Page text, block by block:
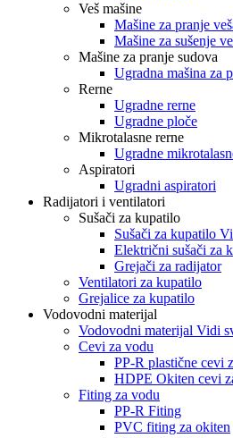
Veš mašine
Mašine za pranje
Mašine za sušenje
Mašine za pranje sudova
Ugradna mašina za
Rerne
Ugradne rerne
Ugradne ploče
Mikrotalasne rerne
Ugradne
Aspiratori
Ugradni aspiratori
Radijatori i ventilatori
Sušači za kupatilo
Sušači za kupatilo
Električni sušači za
Grejači za radijator
Ventilatori za kupatilo
Grejalice za kupatilo
Vodovodni materijal
Vodovodni materijal Vidi
Cevi za vodu
PP-R plastične cevi
HDPE Okiten cevi
Fiting za vodu
PP-R Fiting
PVC fiting za okiten